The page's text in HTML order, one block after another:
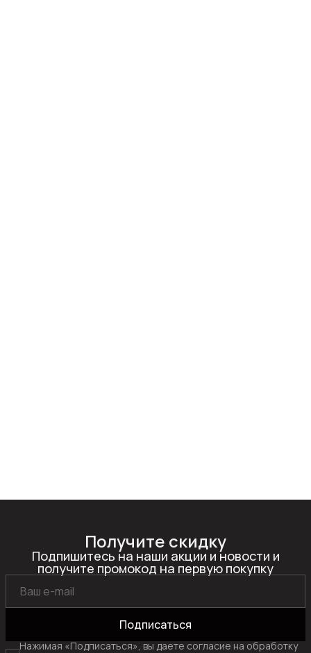
Получите скидку
Подпишитесь на наши акции и новости и
получите промокод на первую покупку
Подписаться
Нажимая «Подписаться», вы даете согласие на обработку